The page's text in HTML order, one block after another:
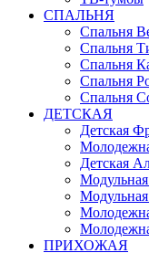
СПАЛЬНЯ
Спальня
Спальня
Спальня
Спальня
Спальня
ДЕТСКАЯ
Детская
Детская
ПРИХОЖАЯ